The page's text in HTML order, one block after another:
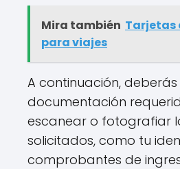
Mira también Tarjetas
para viajes
A continuación,
documentación
escanear o fotografiar
solicitados, como tu
comprobantes de